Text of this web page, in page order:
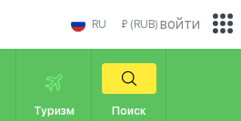
RU ₽ (RUB)
Туризм Поиск
войти